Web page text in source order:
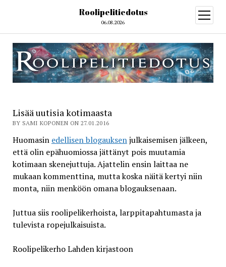
Roolipelitiedotus
06.08.2026
open
menu
Lisää uutisia kotimaasta
BY SAMI KOPONEN ON 27.01.2016
Huomasin edellisen blogauksenjulkaisemisen jälkeen,
että olin epähuomiossa jättänyt pois muutamia
kotimaan skenejuttuja. Ajattelin ensin laittaa ne
mukaan kommenttina, mutta koska näitä kertyi niin
monta, niin menköön omana blogauksenaan.
Juttua siis roolipelikerhoista, larppitapahtumasta ja
tulevista ropejulkaisuista.
Roolipelikerho Lahden kirjastoon